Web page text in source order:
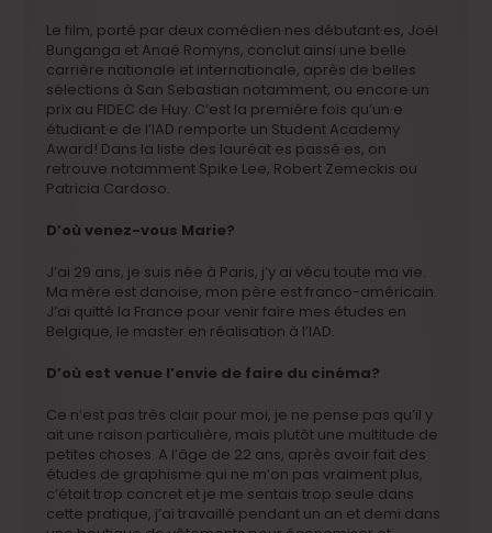
Le film, porté par deux comédien·nes débutant·es, Joël
Bunganga et Anaé Romyns, conclut ainsi une belle
carrière nationale et internationale, après de belles
sélections à San Sebastian notamment, ou encore un
prix au FIDEC de Huy. C’est la première fois qu’un·e
étudiant·e de l’IAD remporte un Student Academy
Award! Dans la liste des lauréat·es passé·es, on
retrouve notamment Spike Lee, Robert Zemeckis ou
Patricia Cardoso.
D’où venez-vous Marie?
J’ai 29 ans, je suis née à Paris, j’y ai vécu toute ma vie.
Ma mère est danoise, mon père est franco-américain.
J’ai quitté la France pour venir faire mes études en
Belgique, le master en réalisation à l’IAD.
D’où est venue l’envie de faire du cinéma?
Ce n’est pas très clair pour moi, je ne pense pas qu’il y
ait une raison particulière, mais plutôt une multitude de
petites choses. A l’âge de 22 ans, après avoir fait des
études de graphisme qui ne m’on pas vraiment plus,
c’était trop concret et je me sentais trop seule dans
cette pratique, j’ai travaillé pendant un an et demi dans